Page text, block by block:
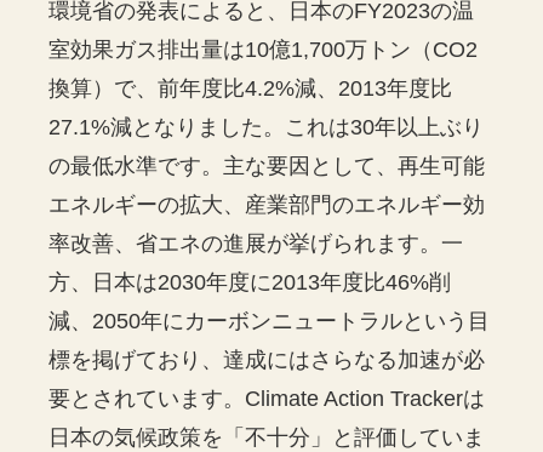
環境省の発表によると、日本のFY2023の温
室効果ガス排出量は10億1,700万トン（CO2
換算）で、前年度比4.2%減、2013年度比
27.1%減となりました。これは30年以上ぶり
の最低水準です。主な要因として、再生可能
エネルギーの拡大、産業部門のエネルギー効
率改善、省エネの進展が挙げられます。一
方、日本は2030年度に2013年度比46%削
減、2050年にカーボンニュートラルという目
標を掲げており、達成にはさらなる加速が必
要とされています。Climate Action Trackerは
日本の気候政策を「不十分」と評価していま